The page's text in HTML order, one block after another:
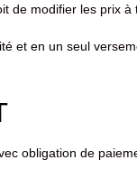
de modifier les prix
et en un seul
obligation de